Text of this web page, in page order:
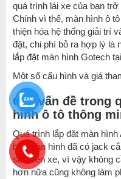
quá trình lái xe của bạn
Chính vì thế, màn hình ô
thiện hóa hệ thống giải trí
đặt, chi phí bỏ ra hợp lý là
lắp đặt màn hình Gotech
Một số cấu hình và giá
Các vấn đề trong
hình ô tô thông
Quá trình lắp đặt màn
bởi màn hình đã có jack
sẵn trên xe, vì vậy không
hơn nữa cũng không làm